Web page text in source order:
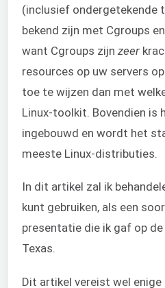
(inclusief ondergetekende
bekend zijn met Cgroups
want Cgroups zijn zeer
resources op uw servers
toe te wijzen dan met
Linux-toolkit. Bovendien is
ingebouwd en wordt het
meeste Linux-distributies.
In dit artikel zal ik
kunt gebruiken, als een
presentatie die ik gaf op de
Texas.
Dit artikel vereist wel enige